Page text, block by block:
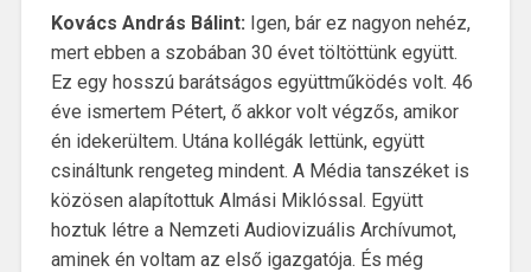
Kovács András Bálint: Igen, bár ez nagyon nehéz,
mert ebben a szobában 30 évet töltöttünk együtt.
Ez egy hosszú barátságos együttműködés volt. 46
éve ismertem Pétert, ő akkor volt végzős, amikor
én idekerültem. Utána kollégák lettünk, együtt
csináltunk rengeteg mindent. A Média tanszéket is
közösen alapítottuk Almási Miklóssal. Együtt
hoztuk létre a Nemzeti Audiovizuális Archívumot,
aminek én voltam az első igazgatója. És még